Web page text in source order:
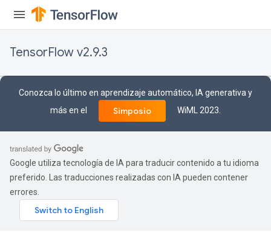
TensorFlow v2.9.3
Conozca lo último en aprendizaje automático, IA generativa y
más en el
Simposio WiML 2023.
Google utiliza tecnología de IA para traducir contenido a tu idioma
preferido. Las traducciones realizadas con IA pueden contener
errores.